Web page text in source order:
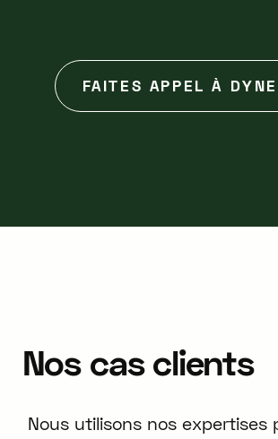
FAITES APPEL À
Nos cas clients
Nous utilisons nos expertises